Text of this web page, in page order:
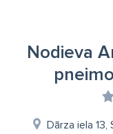
Nodieva
Dārza iela